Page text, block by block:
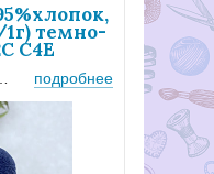
темно-
С4Е
подробнее